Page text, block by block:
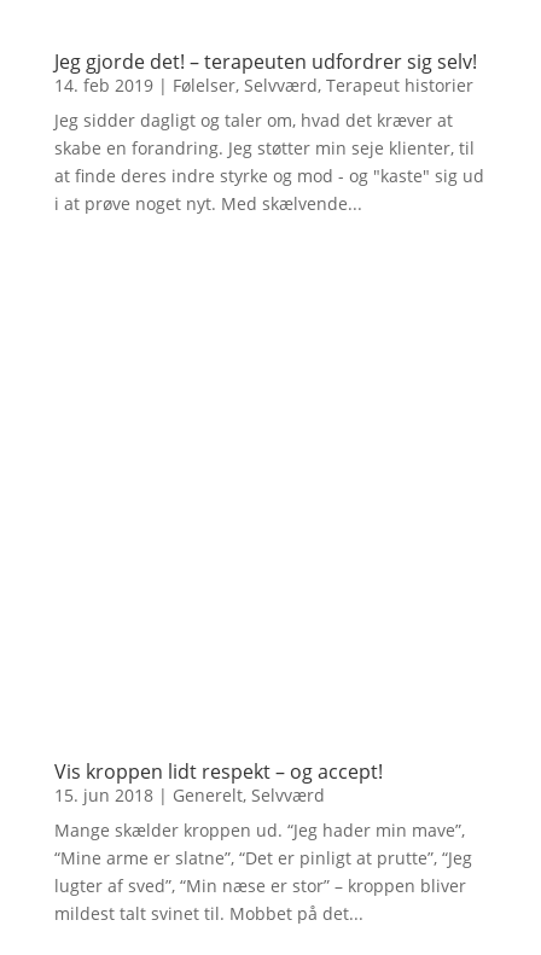
Jeg gjorde det! – terapeuten udfordrer sig selv!
14. feb 2019| Følelser, Selvværd, Terapeut historier
Jeg sidder dagligt og taler om, hvad det kræver at
skabe en forandring. Jeg støtter min seje klienter, til
at finde deres indre styrke og mod - og "kaste" sig ud
i at prøve noget nyt. Med skælvende...
Vis kroppen lidt respekt – og accept!
15. jun 2018| Generelt, Selvværd
Mange skælder kroppen ud. “Jeg hader min mave”,
“Mine arme er slatne”, “Det er pinligt at prutte”, “Jeg
lugter af sved”, “Min næse er stor” – kroppen bliver
mildest talt svinet til. Mobbet på det...